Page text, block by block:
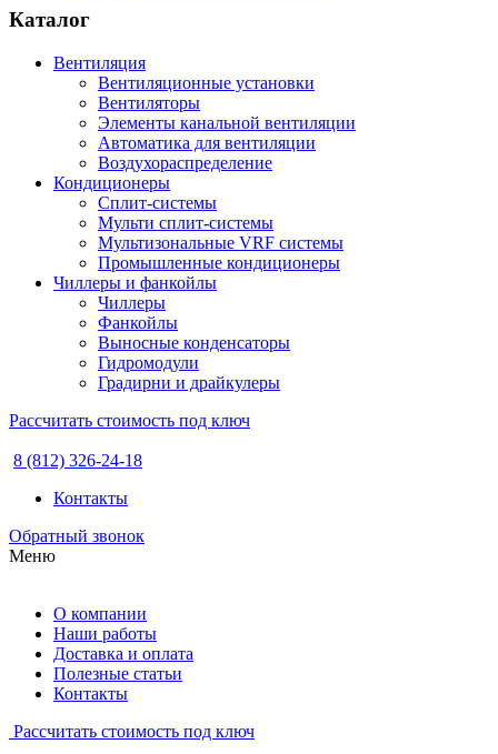
Каталог
Вентиляция
Вентиляционные установки
Вентиляторы
Элементы канальной вентиляции
Автоматика для вентиляции
Воздухораспределение
Кондиционеры
Сплит-системы
Мульти сплит-системы
Мультизональные VRF системы
Промышленные кондиционеры
Чиллеры и фанкойлы
Чиллеры
Фанкойлы
Выносные конденсаторы
Гидромодули
Градирни и драйкулеры
Рассчитать стоимость под ключ
8 (812) 326-24-18
Контакты
Обратный звонок
Меню
О компании
Наши работы
Доставка и оплата
Полезные статьи
Контакты
Рассчитать стоимость под ключ